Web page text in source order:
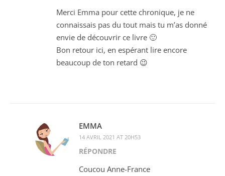
Merci Emma pour cette chronique, je ne
connaissais pas du tout mais tu m’as donné
envie de découvrir ce livre 🙂
Bon retour ici, en espérant lire encore
beaucoup de ton retard 😉
EMMA
14 AVRIL 2021 AT 20H53
RÉPONDRE
Coucou Anne-France